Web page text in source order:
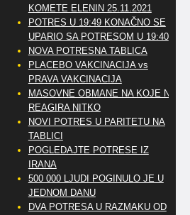
KOMETE ELENIN 25.11.2021
POTRES U 19:49 KONAČNO SE
UPARIO SA POTRESOM U 19:40
NOVA POTRESNA TABLICA
PLACEBO VAKCINACIJA vs
PRAVA VAKCINACIJA
MASOVNE OBMANE NA KOJE NE
REAGIRA NITKO
NOVI POTRES U PARITETU NA
TABLICI
POGLEDAJTE POTRESE IZ
IRANA
500 000 LJUDI POGINULO JE U
JEDNOM DANU
DVA POTRESA U RAZMAKU OD